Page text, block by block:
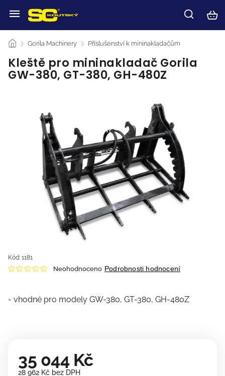
/ Gorila Machinery / Příslušenství k mininakladačům
Kleště pro mininakladač Gorila
GW-380, GT-380, GH-480Z
Kód: 1181
Neohodnoceno Podrobnosti hodnocení
- vhodné pro modely GW-380, GT-380, GH-480Z
35 044 Kč
28 962 Kč bez DPH